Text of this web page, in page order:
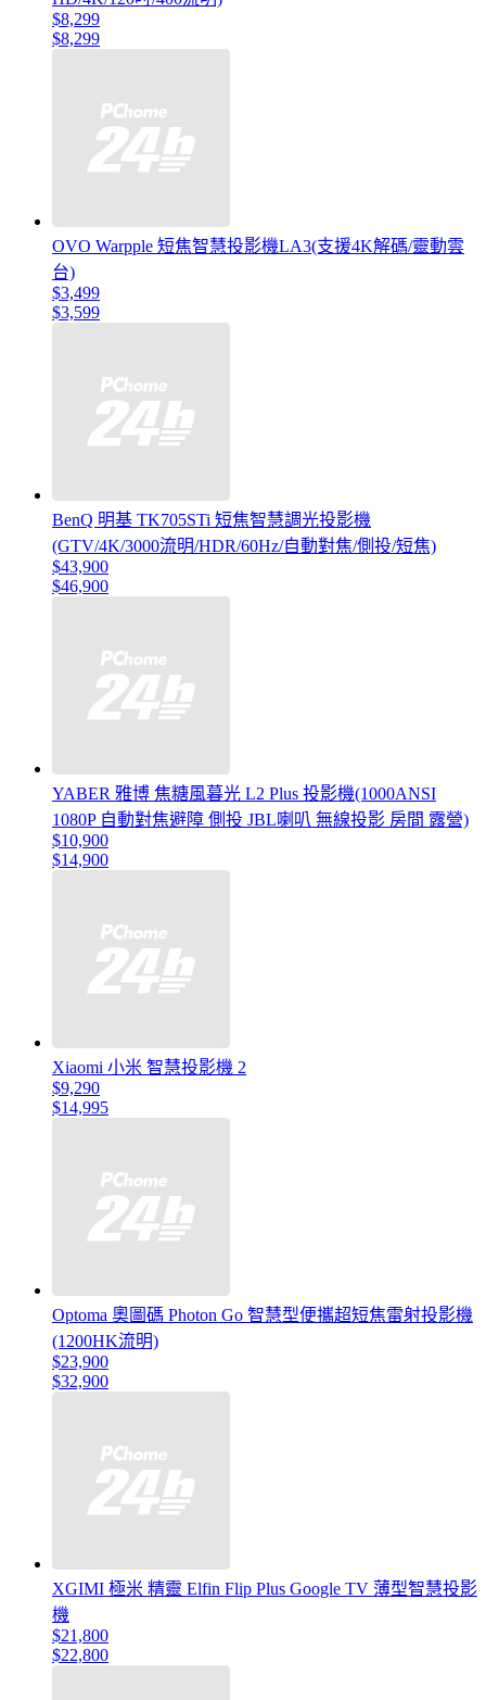
$8,299
$8,299
OVO Warpple 短焦智慧投影機LA3(支援4K解碼/靈動雲
台)
$3,499
$3,599
BenQ 明基 TK705STi 短焦智慧調光投影機
(GTV/4K/3000流明/HDR/60Hz/自動對焦/側投/短焦)
$43,900
$46,900
YABER 雅博 焦糖風暮光 L2 Plus 投影機(1000ANSI
1080P 自動對焦避障 側投 JBL喇叭 無線投影 房間 露營)
$10,900
$14,900
Xiaomi 小米 智慧投影機 2
$9,290
$14,995
Optoma 奧圖碼 Photon Go 智慧型便攜超短焦雷射投影機
(1200HK流明)
$23,900
$32,900
XGIMI 極米 精靈 Elfin Flip Plus Google TV 薄型智慧投影
機
$21,800
$22,800